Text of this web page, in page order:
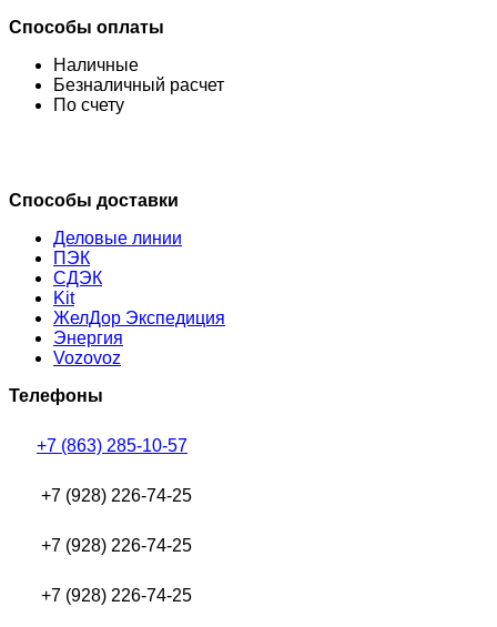
Способы оплаты
Наличные
Безналичный расчет
По счету
Способы доставки
Деловые линии
ПЭК
СДЭК
Kit
ЖелДор Экспедиция
Энергия
Vozovoz
Телефоны
+7 (863) 285-10-57
+7 (928) 226-74-25
+7 (928) 226-74-25
+7 (928) 226-74-25